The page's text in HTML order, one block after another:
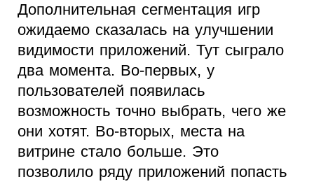
Дополнительная сегментация игр
ожидаемо сказалась на улучшении
видимости приложений. Тут сыграло
два момента. Во-первых, у
пользователей появилась
возможность точно выбрать, чего же
они хотят. Во-вторых, места на
витрине стало больше. Это
позволило ряду приложений попасть